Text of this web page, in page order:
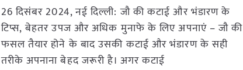
26 दिसंबर 2024, नई दिल्ली: जौ की कटाई और भंडारण के
टिप्स, बेहतर उपज और अधिक मुनाफे के लिए अपनाएं – जौ की
फसल तैयार होने के बाद उसकी कटाई और भंडारण के सही
तरीके अपनाना बेहद जरूरी है। अगर कटाई